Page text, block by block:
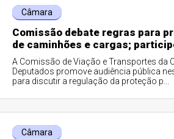
Câmara
Comissão debate regras para
de caminhões e cargas;
A Comissão de Viação e Transportes da
Deputados promove audiência pública
para discutir a regulação da proteção p...
Câmara